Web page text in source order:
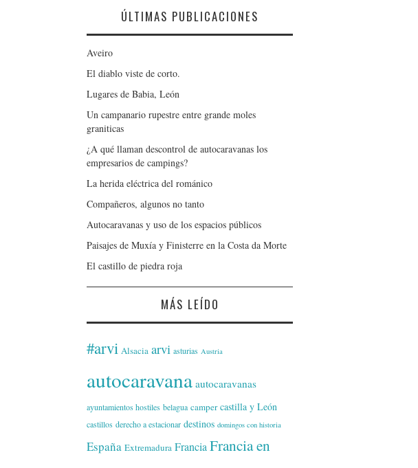
ÚLTIMAS PUBLICACIONES
Aveiro
El diablo viste de corto.
Lugares de Babia, León
Un campanario rupestre entre grande moles
graniticas
¿A qué llaman descontrol de autocaravanas los
empresarios de campings?
La herida eléctrica del románico
Compañeros, algunos no tanto
Autocaravanas y uso de los espacios públicos
Paisajes de Muxía y Finisterre en la Costa da Morte
El castillo de piedra roja
MÁS LEÍDO
#arvi Alsacia arvi asturias Austria
autocaravana autocaravanas
ayuntamientos hostiles belagua camper castilla y León
castillos derecho a estacionar destinos domingos con historia
España Extremadura Francia Francia en